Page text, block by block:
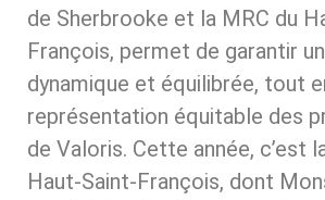
de Sherbrooke et la MRC du
François, permet de garantir
dynamique et équilibrée, tout
représentation équitable des
de Valoris. Cette année, c’est
Haut-Saint-François, dont